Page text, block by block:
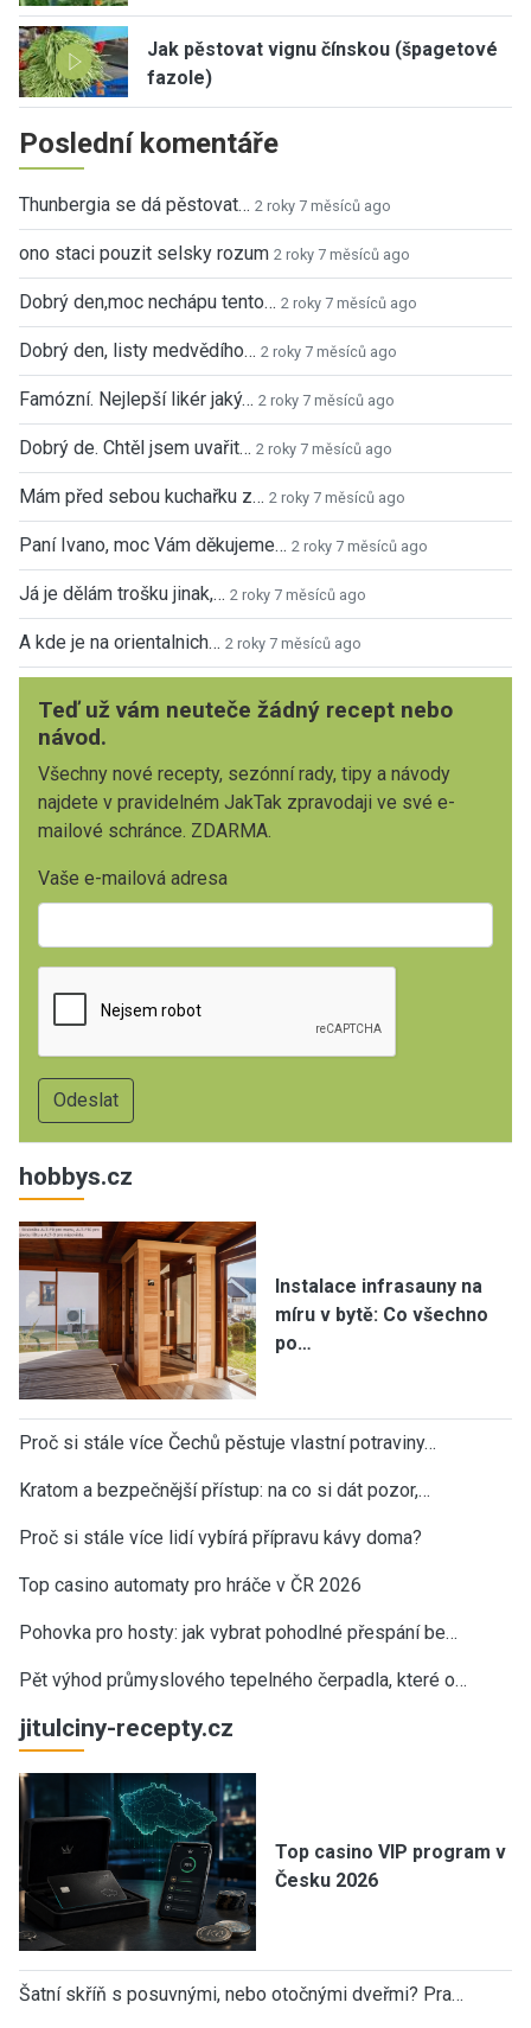
Jak pěstovat vignu čínskou (špagetové
fazole)
Poslední komentáře
Thunbergia se dá pěstovat… 2 roky 7 měsíců ago
ono staci pouzit selsky rozum 2 roky 7 měsíců ago
Dobrý den,moc nechápu tento… 2 roky 7 měsíců ago
Dobrý den, listy medvědího… 2 roky 7 měsíců ago
Famózní. Nejlepší likér jaký… 2 roky 7 měsíců ago
Dobrý de. Chtěl jsem uvařit… 2 roky 7 měsíců ago
Mám před sebou kuchařku z… 2 roky 7 měsíců ago
Paní Ivano, moc Vám děkujeme… 2 roky 7 měsíců ago
Já je dělám trošku jinak,… 2 roky 7 měsíců ago
A kde je na orientalnich… 2 roky 7 měsíců ago
Teď už vám neuteče žádný recept nebo
návod.
Všechny nové recepty, sezónní rady, tipy a návody
najdete v pravidelném JakTak zpravodaji ve své e-
mailové schránce. ZDARMA.
Vaše e-mailová adresa
hobbys.cz
Instalace infrasauny na
míru v bytě: Co všechno
po…
Proč si stále více Čechů pěstuje vlastní potraviny…
Kratom a bezpečnější přístup: na co si dát pozor,…
Proč si stále více lidí vybírá přípravu kávy doma?
Top casino automaty pro hráče v ČR 2026
Pohovka pro hosty: jak vybrat pohodlné přespání be…
Pět výhod průmyslového tepelného čerpadla, které o…
jitulciny-recepty.cz
Top casino VIP program v
Česku 2026
Šatní skříň s posuvnými, nebo otočnými dveřmi? Pra…